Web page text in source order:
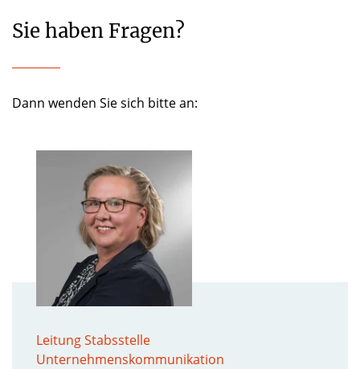
Sie haben Fragen?
Dann wenden Sie sich bitte an:
Leitung Stabsstelle
Unternehmenskommunikation